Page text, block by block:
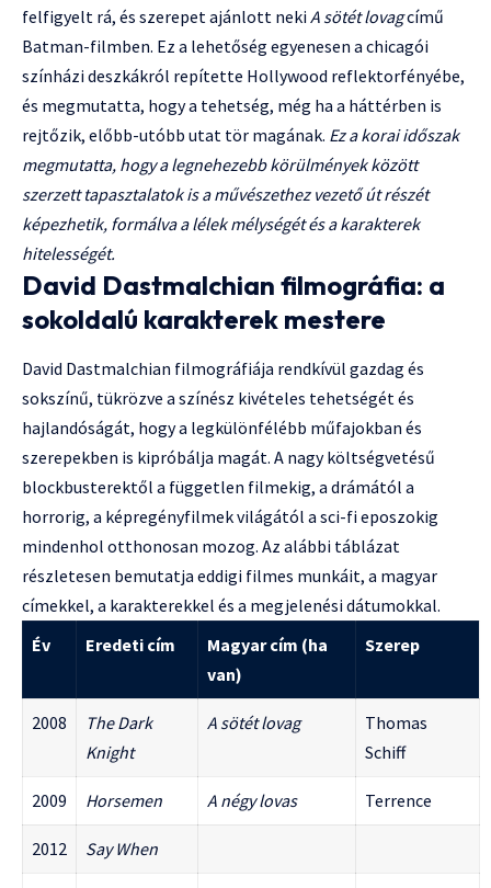
felfigyelt rá, és szerepet ajánlott nekiA sötét lovagcímű
Batman-filmben. Ez a lehetőség egyenesen a chicagói
színházi deszkákról repítette Hollywood reflektorfényébe,
és megmutatta, hogy a tehetség, még ha a háttérben is
rejtőzik, előbb-utóbb utat tör magának. Ez a korai időszak
megmutatta, hogy a legnehezebb körülmények között
szerzett tapasztalatok is a művészethez vezető út részét
képezhetik, formálva a lélek mélységét és a karakterek
hitelességét.
David Dastmalchian filmográfia: a
sokoldalú karakterek mestere
David Dastmalchian filmográfiája rendkívül gazdag és
sokszínű, tükrözve a színész kivételes tehetségét és
hajlandóságát, hogy a legkülönfélébb műfajokban és
szerepekben is kipróbálja magát. A nagy költségvetésű
blockbusterektől a független filmekig, a drámától a
horrorig, a képregényfilmek világától a sci-fi eposzokig
mindenhol otthonosan mozog. Az alábbi táblázat
részletesen bemutatja eddigi filmes munkáit, a magyar
címekkel, a karakterekkel és a megjelenési dátumokkal.
Év
Eredeti cím
Magyar cím (ha
van)
Szerep
2008
The Dark
Knight
A sötét lovag
Thomas
Schiff
2009 Horsemen A négy lovas Terrence
2012 Say When